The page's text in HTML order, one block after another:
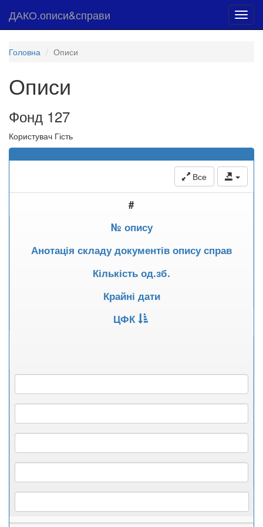
ДАКО.описи&справи
Головна Описи
Описи
Фонд 127
Користувач Гість
Все
#
№ опису
Анотація складу документів опису справ
Кількість од.зб.
Крайні дати
ЦФК